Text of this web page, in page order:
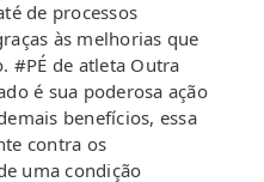
de processos
às melhorias que
#PÉ de atleta Outra
é sua poderosa ação
benefícios, essa
contra os
uma condição